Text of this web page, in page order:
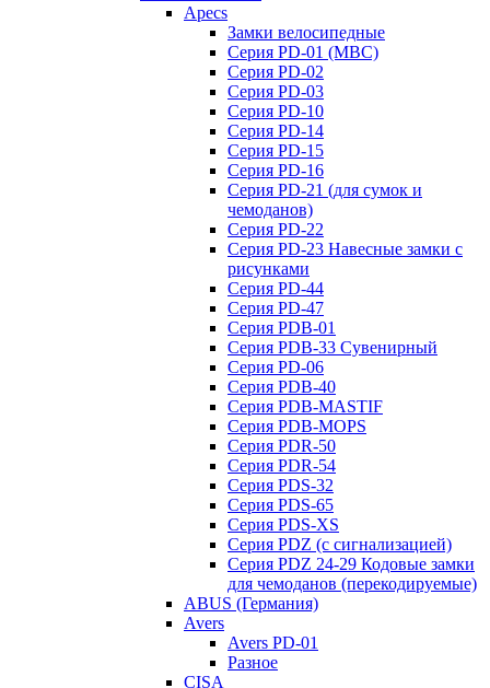
Apecs
Замки велосипедные
Серия PD-01 (МВС)
Серия PD-02
Серия PD-03
Серия PD-10
Серия PD-14
Серия PD-15
Серия PD-16
Серия PD-21 (для сумок и
чемоданов)
Серия PD-22
Серия PD-23 Навесные замки с
рисунками
Серия PD-44
Серия PD-47
Серия PDB-01
Серия PDB-33 Сувенирный
Серия PD-06
Серия PDB-40
Серия PDB-MASTIF
Серия PDB-MOPS
Серия PDR-50
Серия PDR-54
Серия PDS-32
Серия PDS-65
Серия PDS-XS
Серия PDZ (с сигнализацией)
Серия PDZ 24-29 Кодовые замки
для чемоданов (перекодируемые)
ABUS (Германия)
Avers
Avers PD-01
Разное
CISA